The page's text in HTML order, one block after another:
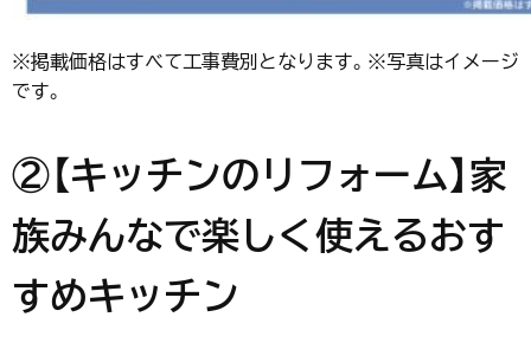
※掲載価格はすべて工事費別となります。※写真はイメージ
です。
②【キッチンのリフォーム】家
族みんなで楽しく使えるおす
すめキッチン